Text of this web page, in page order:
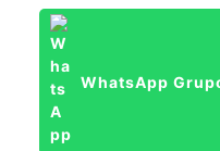
WhatsApp